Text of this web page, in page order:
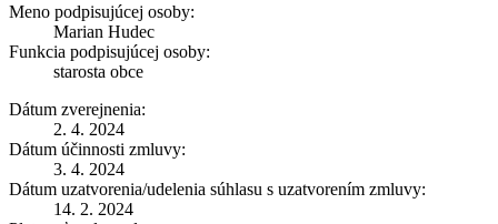
Meno podpisujúcej osoby:
Marian Hudec
Funkcia podpisujúcej osoby:
starosta obce
Dátum zverejnenia:
2. 4. 2024
Dátum účinnosti zmluvy:
3. 4. 2024
Dátum uzatvorenia/udelenia súhlasu s uzatvorením zmluvy:
14. 2. 2024